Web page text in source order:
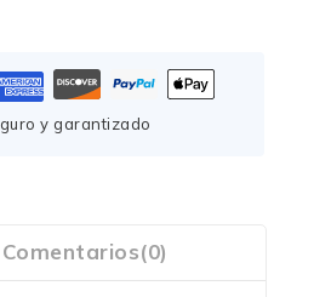
y garantizado
Comentarios(0)